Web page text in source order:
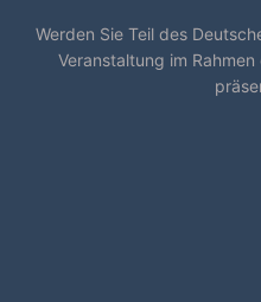
Werden Sie Teil des
Veranstaltung im